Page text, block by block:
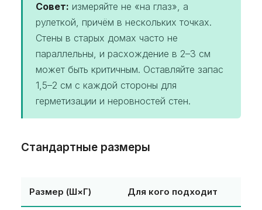
Совет: измеряйте не «на глаз», а
рулеткой, причём в нескольких точках.
Стены в старых домах часто не
параллельны, и расхождение в 2–3 см
может быть критичным. Оставляйте запас
1,5–2 см с каждой стороны для
герметизации и неровностей стен.
Стандартные размеры
Размер (Ш×Г) Для кого подходит